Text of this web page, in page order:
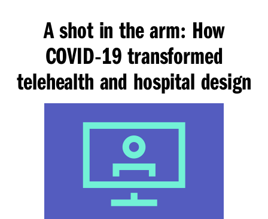
A shot in the arm: How
COVID-19 transformed
telehealth and hospital design